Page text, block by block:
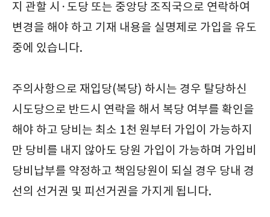
지 관할 시·도당 또는 중앙당 조직국으로 연락하여
변경을 해야 하고 기재 내용을 실명제로 가입을 유도
중에 있습니다.
주의사항으로 재입당(복당) 하시는 경우 탈당하신
시도당으로 반드시 연락을 해서 복당 여부를 확인을
해야 하고 당비는 최소 1천 원부터 가입이 가능하지
만 당비를 내지 않아도 당원 가입이 가능하며 가입비
당비납부를 약정하고 책임당원이 되실 경우 당내 경
선의 선거권 및 피선거권을 가지게 됩니다.